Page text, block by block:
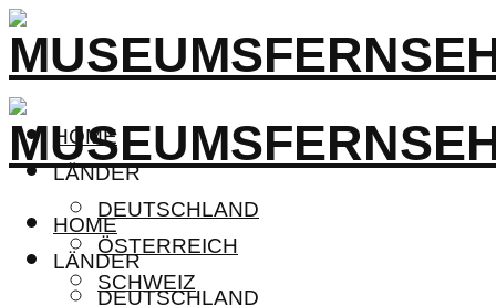
HOME
LÄNDER
DEUTSCHLAND
ÖSTERREICH
SCHWEIZ
HOME
LÄNDER
DEUTSCHLAND